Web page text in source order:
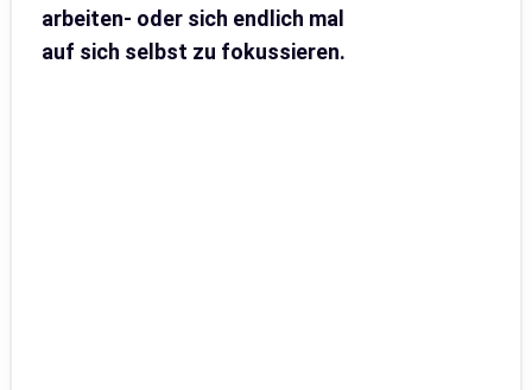
arbeiten- oder sich endlich mal
auf sich selbst zu fokussieren.